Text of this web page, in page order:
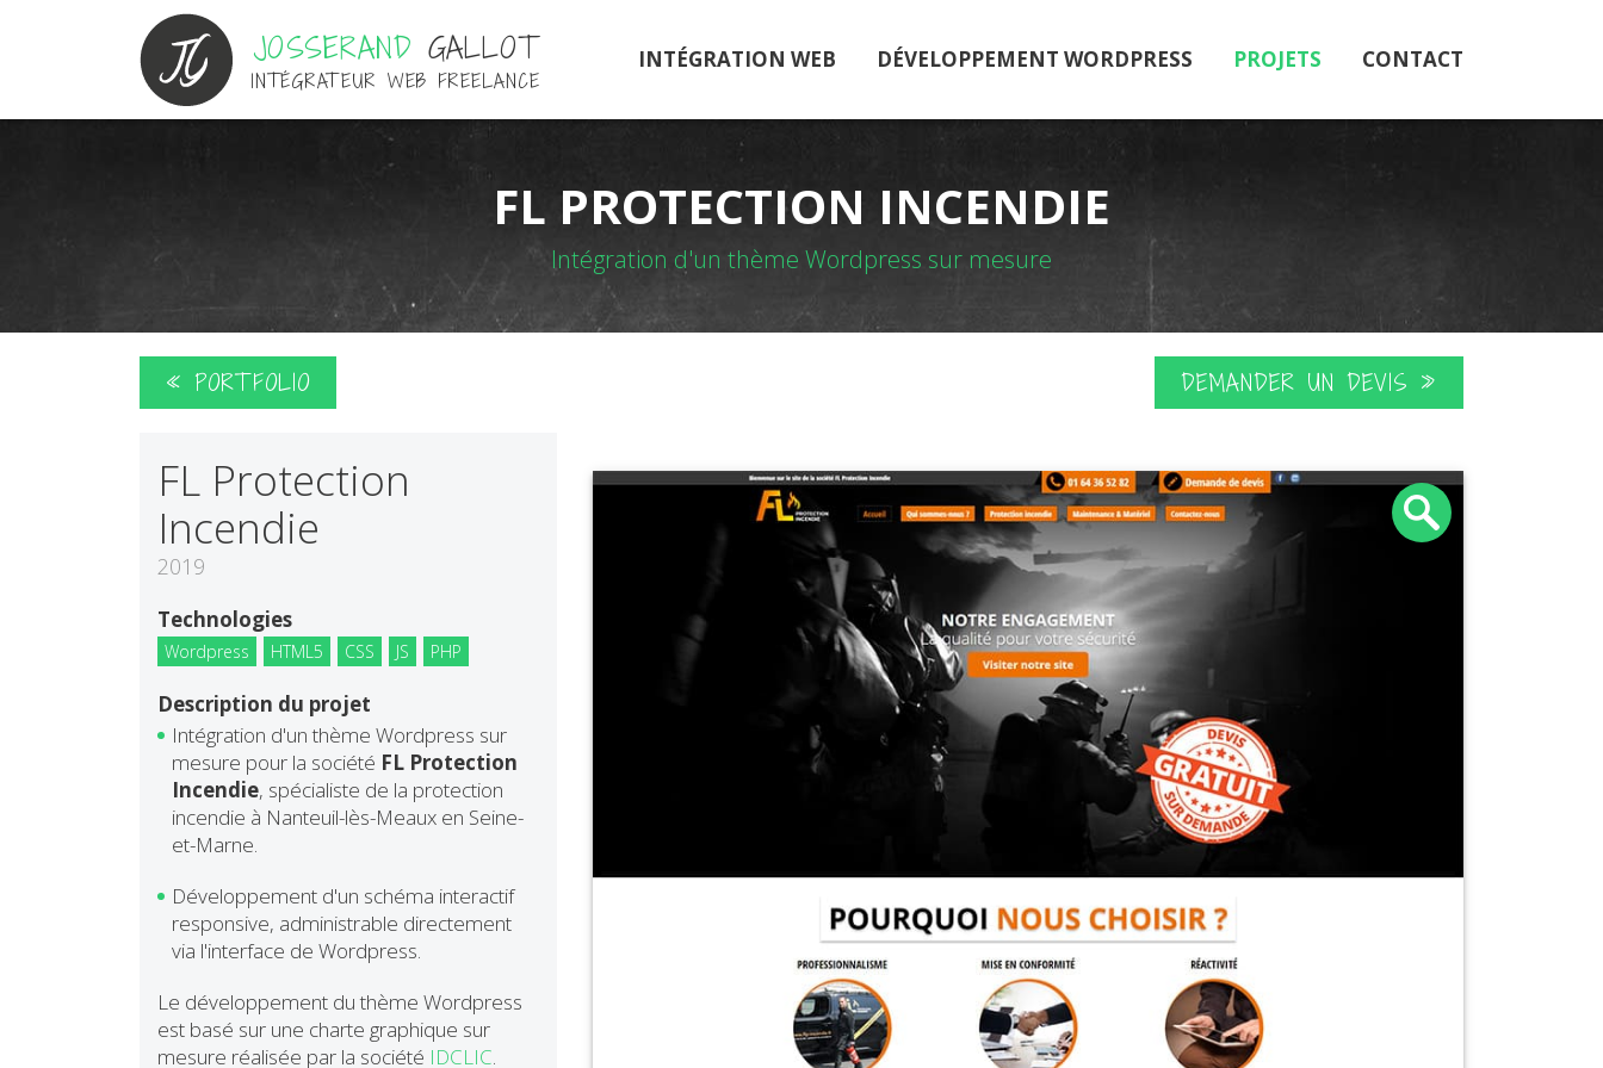
JOSSERAND GALLOT
INTÉGRATEUR WEB FREELANCE
INTÉGRATION WEB DÉVELOPPEMENT WORDPRESS PROJETS CONTACT
FL PROTECTION INCENDIE
Intégration d'un thème Wordpress sur mesure
« PORTFOLIO DEMANDER UN DEVIS »
FL Protection
Incendie
2019
Technologies
Wordpress HTML5 CSS JS PHP
Description du projet
Intégration d'un thème Wordpress sur
mesure pour la société FL Protection
Incendie, spécialiste de la protection
incendie à Nanteuil-lès-Meaux en Seine-
et-Marne.
Développement d'un schéma interactif
responsive, administrable directement
via l'interface de Wordpress.
Le développement du thème Wordpress
est basé sur une charte graphique sur
mesure réalisée par la société IDCLIC.